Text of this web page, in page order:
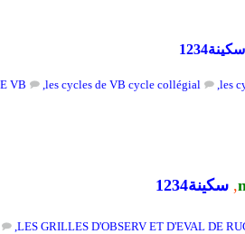
سكينة1234
les
,
les cycles de VB cycle collégial
,
VB
, سكينة1234
LES GRILLES D'OBSERV ET D'EVAL DE
,